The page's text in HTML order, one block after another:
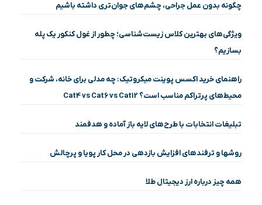
چگونه بدون عمل جراحی، چشم‌های جوان‌تری داشته باشیم
ویژگی‌های بهترین کلاس زیست‌شناسی؛ چطور از غول کنکور یک پله
بسازیم؟
راهنمای خرید اکسس پوینت میکروتیک: چه مدلی برای خانه، شرکت و
محیط‌های پرتراکم مناسب است؟ Cat4 vs Cat6 vs Cat12
تبلیغات انتخابات با طرح‌های لایه باز آماده و هدفمند
روشها و ترفندهای افزایش بازدهی در محل کار پویا و پرچالش
همه چیز درباره ارز دیجیتال طلا